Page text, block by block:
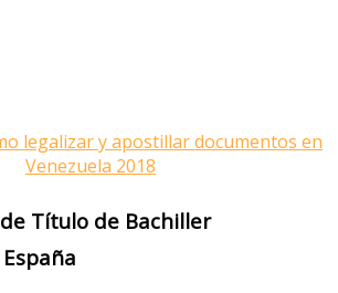
legalizar y apostillar documentos en
Venezuela 2018
Título de Bachiller